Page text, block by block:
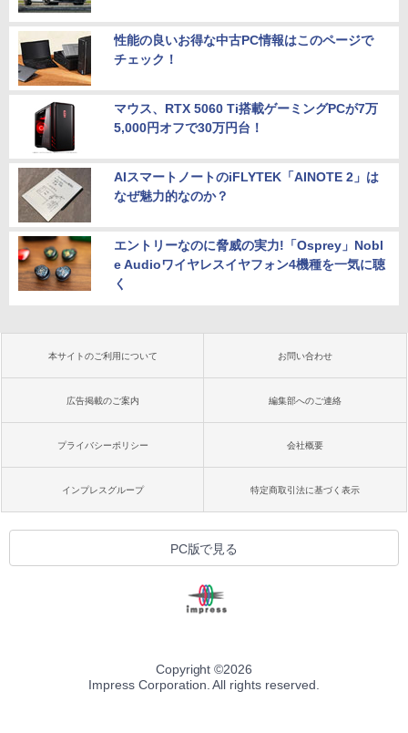
性能の良いお得な中古PC情報はこのページで
チェック！
マウス、RTX 5060 Ti搭載ゲーミングPCが7万
5,000円オフで30万円台！
AIスマートノートのiFLYTEK「AINOTE 2」は
なぜ魅力的なのか？
エントリーなのに脅威の実力!「Osprey」Nobl
e Audioワイヤレスイヤフォン4機種を一気に聴
く
本サイトのご利用について お問い合わせ
広告掲載のご案内 編集部へのご連絡
プライバシーポリシー 会社概要
インプレスグループ 特定商取引法に基づく表示
PC版で見る
Copyright ©2026
Impress Corporation. All rights reserved.